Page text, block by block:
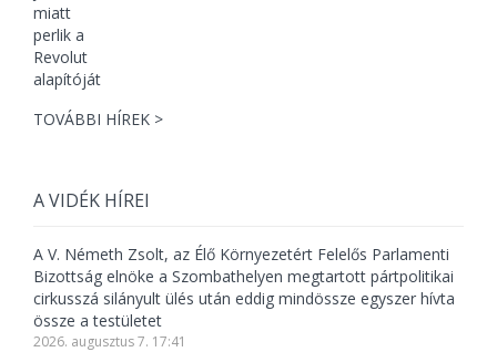
TOVÁBBI HÍREK >
A VIDÉK HÍREI
A V. Németh Zsolt, az Élő Környezetért Felelős Parlamenti
Bizottság elnöke a Szombathelyen megtartott pártpolitikai
cirkusszá silányult ülés után eddig mindössze egyszer hívta
össze a testületet
2026. augusztus 7. 17:41